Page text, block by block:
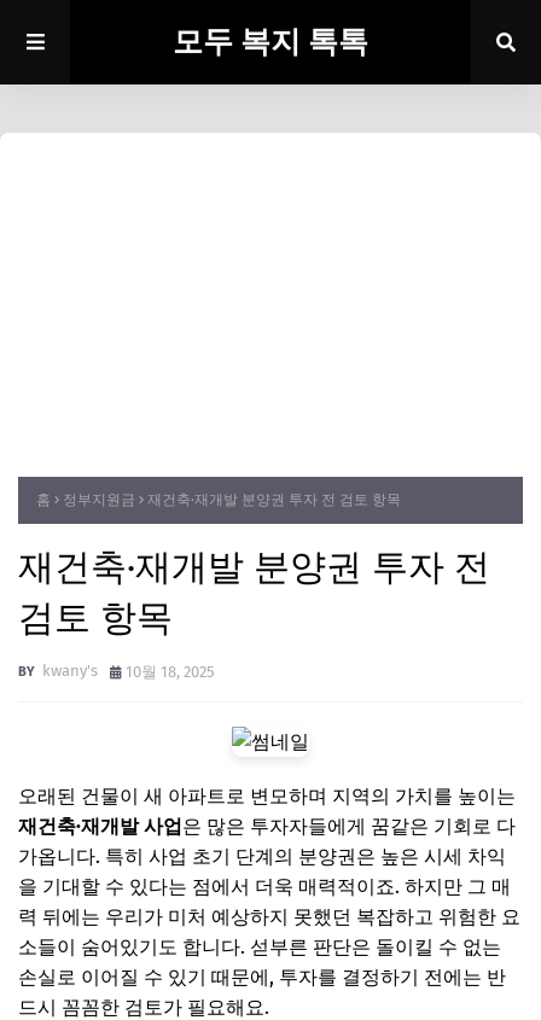
모두 복지 톡톡
홈 정부지원금 재건축·재개발 분양권 투자 전 검토 항목
재건축·재개발 분양권 투자 전
검토 항목
kwany's 10월 18, 2025
오래된 건물이 새 아파트로 변모하며 지역의 가치를 높이는
재건축·재개발 사업은 많은 투자자들에게 꿈같은 기회로 다
가옵니다. 특히 사업 초기 단계의 분양권은 높은 시세 차익
을 기대할 수 있다는 점에서 더욱 매력적이죠. 하지만 그 매
력 뒤에는 우리가 미처 예상하지 못했던 복잡하고 위험한 요
소들이 숨어있기도 합니다. 섣부른 판단은 돌이킬 수 없는
손실로 이어질 수 있기 때문에, 투자를 결정하기 전에는 반
드시 꼼꼼한 검토가 필요해요.